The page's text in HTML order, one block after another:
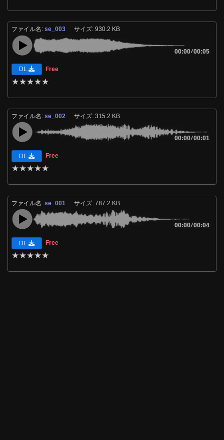
ファイル名:se_003 サイズ: 930.2 KB
00:00/00:05
DL Free
★★★★★
ファイル名:se_002 サイズ: 315.2 KB
00:00/00:01
DL Free
★★★★★
ファイル名:se_001 サイズ: 787.2 KB
00:00/00:04
DL Free
★★★★★